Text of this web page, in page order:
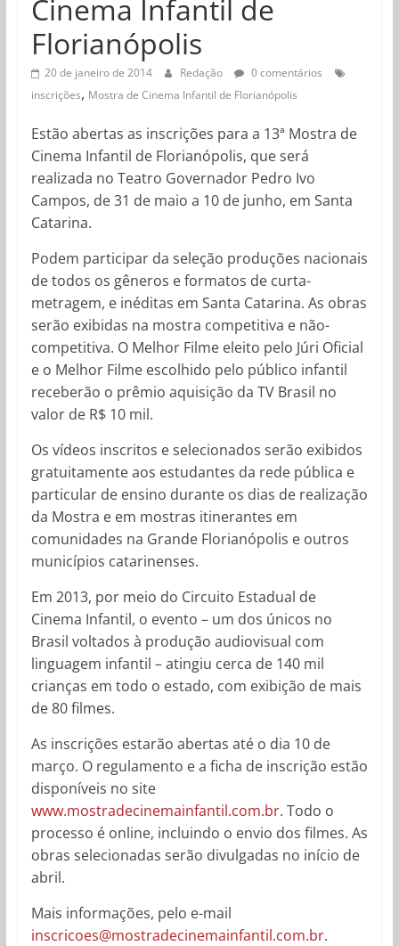
Cinema Infantil de
Florianópolis
20 de janeiro de 2014 Redação
0 comentários
inscrições, Mostra de Cinema Infantil de Florianópolis
Estão abertas as inscrições para a 13ª Mostra de
Cinema Infantil de Florianópolis, que será
realizada no Teatro Governador Pedro Ivo
Campos, de 31 de maio a 10 de junho, em Santa
Catarina.
Podem participar da seleção produções nacionais
de todos os gêneros e formatos de curta-
metragem, e inéditas em Santa Catarina. As obras
serão exibidas na mostra competitiva e não-
competitiva. O Melhor Filme eleito pelo Júri Oficial
e o Melhor Filme escolhido pelo público infantil
receberão o prêmio aquisição da TV Brasil no
valor de R$ 10 mil.
Os vídeos inscritos e selecionados serão exibidos
gratuitamente aos estudantes da rede pública e
particular de ensino durante os dias de realização
da Mostra e em mostras itinerantes em
comunidades na Grande Florianópolis e outros
municípios catarinenses.
Em 2013, por meio do Circuito Estadual de
Cinema Infantil, o evento – um dos únicos no
Brasil voltados à produção audiovisual com
linguagem infantil – atingiu cerca de 140 mil
crianças em todo o estado, com exibição de mais
de 80 filmes.
As inscrições estarão abertas até o dia 10 de
março. O regulamento e a ficha de inscrição estão
disponíveis no site
www.mostradecinemainfantil.com.br. Todo o
processo é online, incluindo o envio dos filmes. As
obras selecionadas serão divulgadas no início de
abril.
Mais informações, pelo e-mail
inscricoes@mostradecinemainfantil.com.br.